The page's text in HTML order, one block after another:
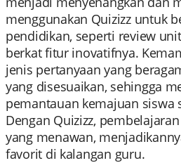
menggunakan Quizizz untuk
pendidikan, seperti review
berkat fitur inovatifnya.
jenis pertanyaan yang
yang disesuaikan, sehingga
pemantauan kemajuan siswa
Dengan Quizizz,
yang menawan,
favorit di kalangan guru.